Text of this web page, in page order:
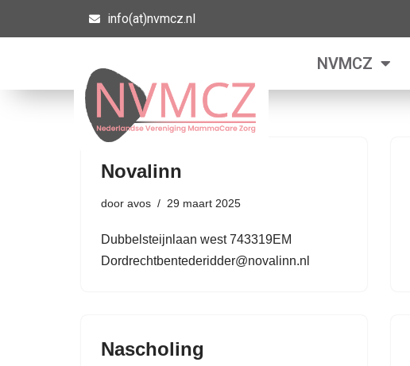
de
info(at)nvmcz.nl
NVMCZ
Novalinn
door avos 29 maart 2025
Dubbelsteijnlaan west 743319EM
Dordrechtbentederidder@novalinn.nl
Nascholing